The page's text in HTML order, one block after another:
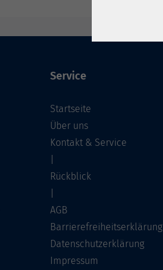
Service
Startseite
Über uns
Kontakt & Service
Rückblick
AGB
Barrierefreiheitserklärung
Datenschutzerklärung
Impressum